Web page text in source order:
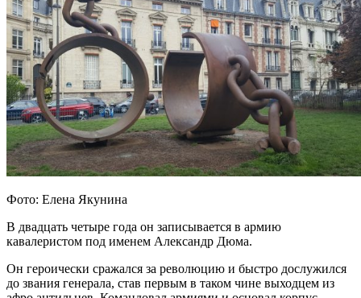
Фото: Елена Якунина
В двадцать четыре года он записывается в армию
кавалеристом под именем Александр Дюма.
Он героически сражался за революцию и быстро дослужился
до звания генерала, став первым в таком чине выходцем из